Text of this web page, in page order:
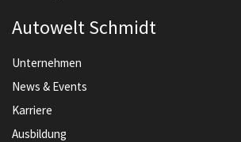
Autowelt Schmidt
Unternehmen
News & Events
Karriere
Ausbildung